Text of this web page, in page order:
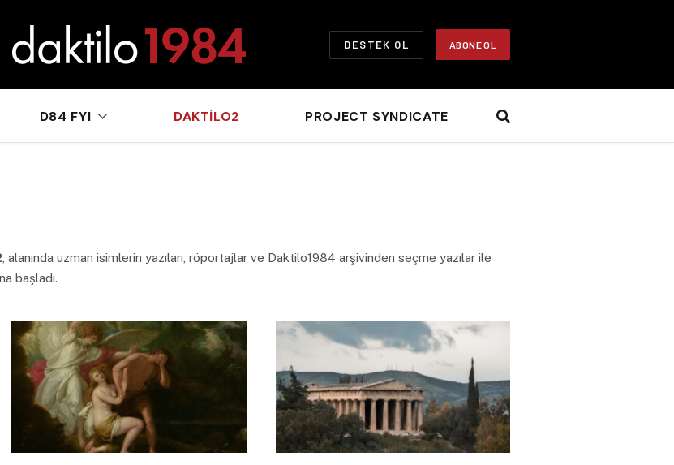
DESTEK OL ABONE OL
D84 FYI DAKTILO2 PROJECT SYNDICATE
, alanında uzman isimlerin yazıları, röportajlar ve Daktilo1984 arşivinden seçme yazılar ile
başladı.